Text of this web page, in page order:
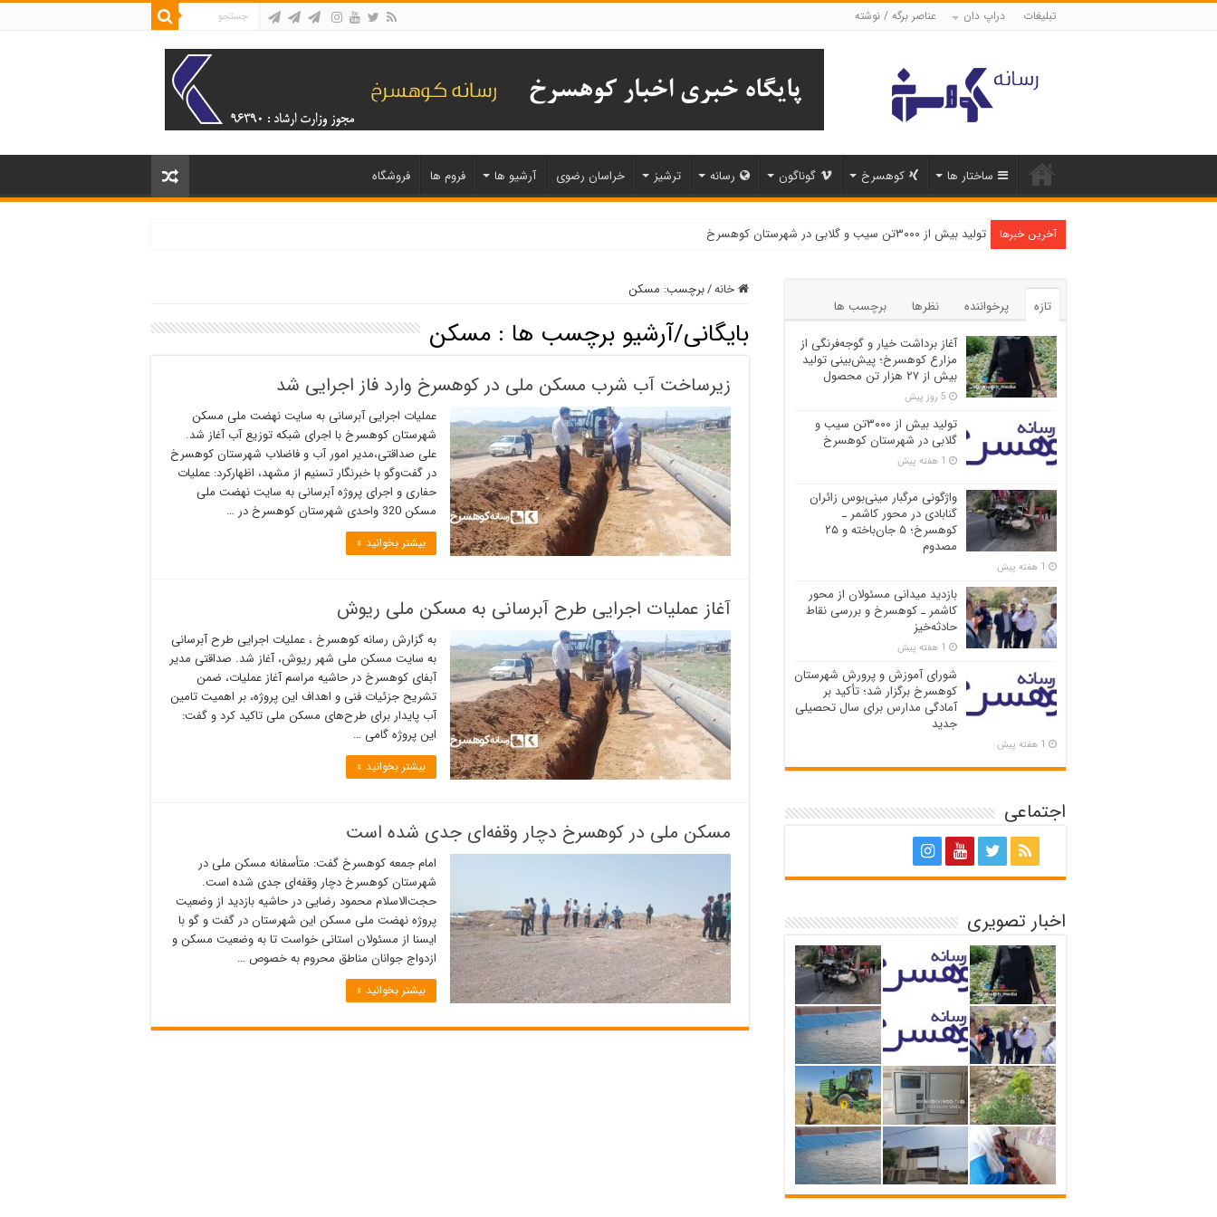
تبلیغات دراپ دان عناصر برگه / نوشته
ساختار ها کوهسرخ گوناگون رسانه ترشیز خراسان رضوی آرشیو ها فروم ها فروشگاه
آخرین خبرها تولید بیش از ۳۰۰۰تن سیب و گلابی در شهرستان کوهسرخ
خانه/برچسب: مسکن
بایگانی/آرشیو برچسب ها : مسکن
زیرساخت آب شرب مسکن ملی در کوهسرخ وارد فاز اجرایی شد
عملیات اجرایی آبرسانی به سایت نهضت ملی مسکن
شهرستان کوهسرخ با اجرای شبکه توزیع آب آغاز شد.
علی صداقتی،مدیر امور آب و فاضلاب شهرستان کوهسرخ
در گفت‌وگو با خبرنگار تسنیم از مشهد، اظهارکرد: عملیات
حفاری و اجرای پروژه آبرسانی به سایت نهضت ملی
مسکن 320 واحدی شهرستان کوهسرخ در …
بیشتر بخوانید »
آغاز عملیات اجرایی طرح آبرسانی به مسکن ملی ریوش
به گزارش رسانه کوهسرخ ، عملیات اجرایی طرح آبرسانی
به سایت مسکن ملی شهر ریوش، آغاز شد. صداقتی مدیر
آبفای کوهسرخ در حاشیه مراسم آغاز عملیات، ضمن
تشریح جزئیات فنی و اهداف این پروژه، بر اهمیت تامین
آب پایدار برای طرح‌های مسکن ملی تاکید کرد و گفت:
این پروژه گامی …
بیشتر بخوانید »
مسکن ملی در کوهسرخ دچار وقفه‌ای جدی شده است
امام جمعه کوهسرخ گفت: متأسفانه مسکن ملی در
شهرستان کوهسرخ دچار وقفه‌ای جدی شده است.
حجت‌الاسلام محمود رضایی در حاشیه بازدید از وضعیت
پروژه نهضت ملی مسکن این شهرستان در گفت و گو با
ایسنا از مسئولان استانی خواست تا به وضعیت مسکن و
ازدواج جوانان مناطق محروم به خصوص …
بیشتر بخوانید »
تازه پرخواننده نظرها
برچسب ها
آغاز برداشت خیار و گوجه‌فرنگی از
مزارع کوهسرخ؛ پیش‌بینی تولید
بیش از ۲۷ هزار تن محصول
5 روز پیش
تولید بیش از ۳۰۰۰تن سیب و
گلابی در شهرستان کوهسرخ
1 هفته پیش
واژگونی مرگبار مینی‌بوس زائران
گنابادی در محور کاشمر ـ
کوهسرخ؛ ۵ جان‌باخته و ۲۵
مصدوم
1 هفته پیش
بازدید میدانی مسئولان از محور
کاشمر ـ کوهسرخ و بررسی نقاط
حادثه‌خیز
1 هفته پیش
شورای آموزش و پرورش شهرستان
کوهسرخ برگزار شد؛ تأکید بر
آمادگی مدارس برای سال تحصیلی
جدید
1 هفته پیش
اجتماعی
اخبار تصویری